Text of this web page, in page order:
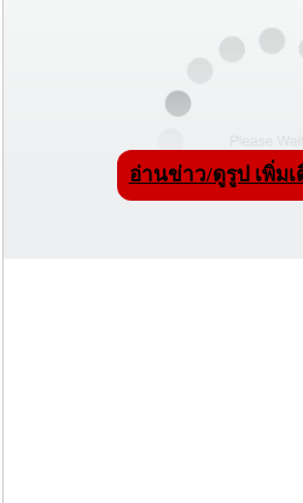
อ่านข่าว/ดูรูป เพิ่ม